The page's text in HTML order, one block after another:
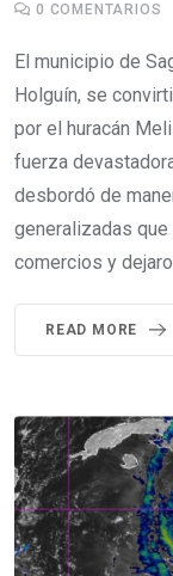
0 COMENTARIOS
El municipio de
Holguín, se
por el huracán
fuerza
desbordó de
generalizadas
comercios y
READ MORE